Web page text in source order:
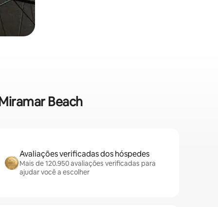
Beach
Avaliações verificadas dos hóspedes
Mais de 120.950 avaliações verificadas para
ajudar você a escolher